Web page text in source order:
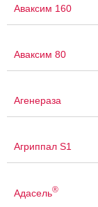
Аваксим 160
Аваксим 80
Агенераза
Агриппал S1
Адасель®